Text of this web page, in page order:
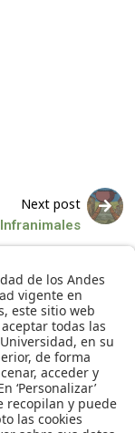
Next post
Infranimales